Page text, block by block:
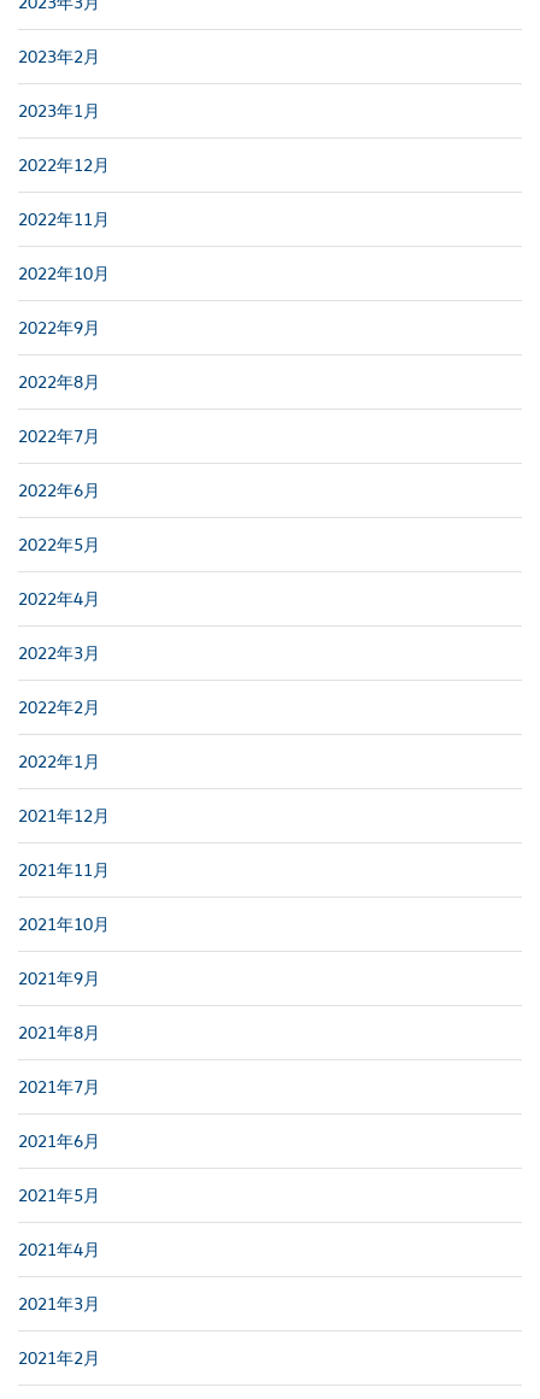
2023年2月
2023年1月
2022年12月
2022年11月
2022年10月
2022年9月
2022年8月
2022年7月
2022年6月
2022年5月
2022年4月
2022年3月
2022年2月
2022年1月
2021年12月
2021年11月
2021年10月
2021年9月
2021年8月
2021年7月
2021年6月
2021年5月
2021年4月
2021年3月
2021年2月